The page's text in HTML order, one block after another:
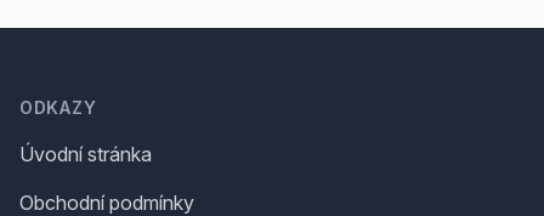
ODKAZY
Úvodní stránka
Obchodní podmínky